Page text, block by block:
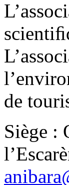
de
Siège :